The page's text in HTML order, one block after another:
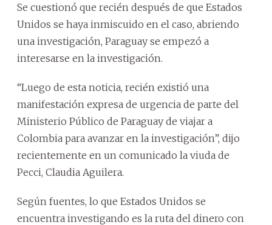
Se cuestionó que recién después de que Estados
Unidos se haya inmiscuido en el caso, abriendo
una investigación, Paraguay se empezó a
interesarse en la investigación.
“Luego de esta noticia, recién existió una
manifestación expresa de urgencia de parte del
Ministerio Público de Paraguay de viajar a
Colombia para avanzar en la investigación”, dijo
recientemente en un comunicado la viuda de
Pecci, Claudia Aguilera.
Según fuentes, lo que Estados Unidos se
encuentra investigando es la ruta del dinero con